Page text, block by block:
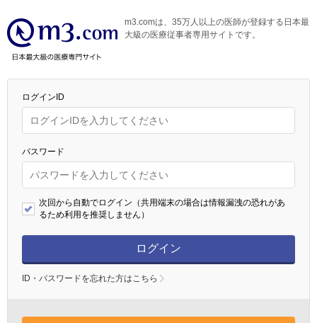
m3.comは、35万人以上の医師が登録する日本最
大級の医療従事者専用サイトです。
ログインID
パスワード
次回から自動でログイン（共用端末の場合は情報漏洩の恐れがあ
るため利用を推奨しません）
ログイン
ID・パスワードを忘れた方はこちら